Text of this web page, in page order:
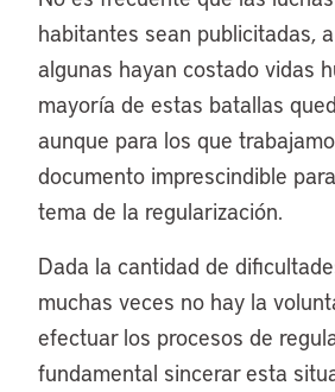
habitantes sean publicitadas,
algunas hayan costado vidas
mayoría de estas batallas
aunque para los que
documento imprescindible
tema de la regularización.
Dada la cantidad de
muchas veces no hay la
efectuar los procesos de
fundamental sincerar esta